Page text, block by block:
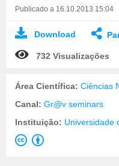
Publicado a 16.10.2013 15:04
Download
732 Visualizações
Área Científica: Ciências
Canal: Gr@v seminars
Instituição: Universidade